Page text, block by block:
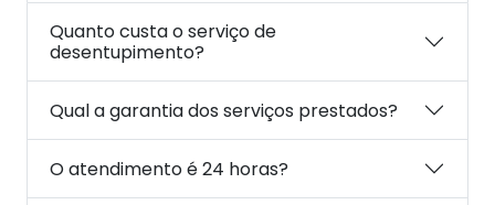
Quanto custa o serviço de
desentupimento?
Qual a garantia dos serviços prestados?
O atendimento é 24 horas?